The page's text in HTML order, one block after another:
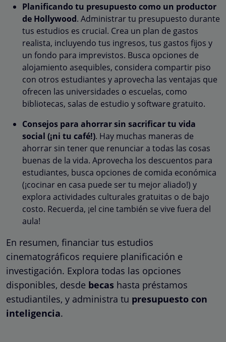
Planificando tu presupuesto como un productor
de Hollywood. Administrar tu presupuesto durante
tus estudios es crucial. Crea un plan de gastos
realista, incluyendo tus ingresos, tus gastos fijos y
un fondo para imprevistos. Busca opciones de
alojamiento asequibles, considera compartir piso
con otros estudiantes y aprovecha las ventajas que
ofrecen las universidades o escuelas, como
bibliotecas, salas de estudio y software gratuito.
Consejos para ahorrar sin sacrificar tu vida
social (¡ni tu café!). Hay muchas maneras de
ahorrar sin tener que renunciar a todas las cosas
buenas de la vida. Aprovecha los descuentos para
estudiantes, busca opciones de comida económica
(¡cocinar en casa puede ser tu mejor aliado!) y
explora actividades culturales gratuitas o de bajo
costo. Recuerda, ¡el cine también se vive fuera del
aula!
En resumen, financiar tus estudios
cinematográficos requiere planificación e
investigación. Explora todas las opciones
disponibles, desde becas hasta préstamos
estudiantiles, y administra tu presupuesto con
inteligencia.